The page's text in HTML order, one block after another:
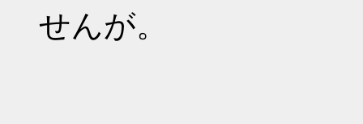
せんが。